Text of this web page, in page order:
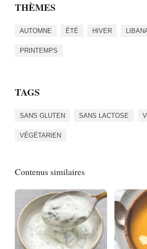
THÈMES
AUTOMNE ÉTÉ HIVER
PRINTEMPS
TAGS
SANS GLUTEN SANS LACTOSE
VÉGÉTARIEN
Contenus similaires